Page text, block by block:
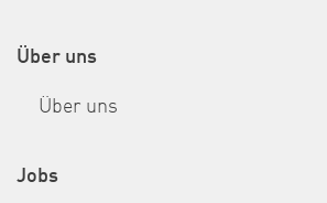
Über uns
Über uns
Jobs